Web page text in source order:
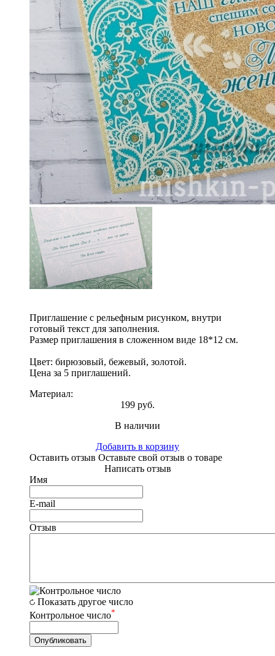
Приглашение с рельефным рисунком, внутри
готовый текст для заполнения.
Размер приглашения в сложенном виде 18*12 см.
Цвет: бирюзовый, бежевый, золотой.
Цена за 5 приглашений.
Материал:
199 руб.
В наличии
Добавить в корзину
Оставить отзыв Оставьте свой отзыв о товаре
Написать отзыв
Имя
E-mail
Отзыв
Показать другое число
Контрольное число*